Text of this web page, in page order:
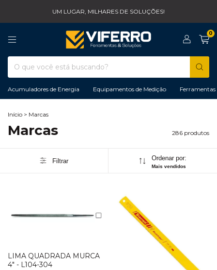
UM LUGAR, MILHARES DE SOLUÇÕES!
0
Acumuladores de Energia Equipamentos de Medição
Início > Marcas
Marcas 286 produtos
Filtrar Ordenar por:
Mais vendidos
LIMA QUADRADA MURCA
4" - L104-304